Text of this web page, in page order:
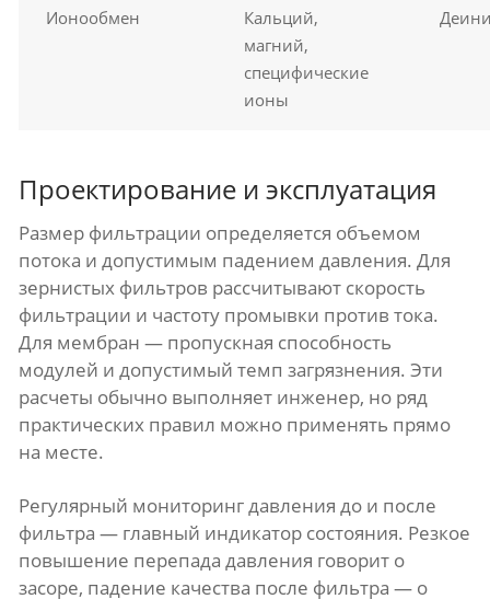
Ионообмен
Кальций,
магний,
специфические
ионы
Проектирование и эксплуатация
Размер фильтрации определяется объемом
потока и допустимым падением давления. Для
зернистых фильтров рассчитывают скорость
фильтрации и частоту промывки против тока.
Для мембран — пропускная способность
модулей и допустимый темп загрязнения. Эти
расчеты обычно выполняет инженер, но ряд
практических правил можно применять прямо
на месте.
Регулярный мониторинг давления до и после
фильтра — главный индикатор состояния. Резкое
повышение перепада давления говорит о
засоре, падение качества после фильтра — о